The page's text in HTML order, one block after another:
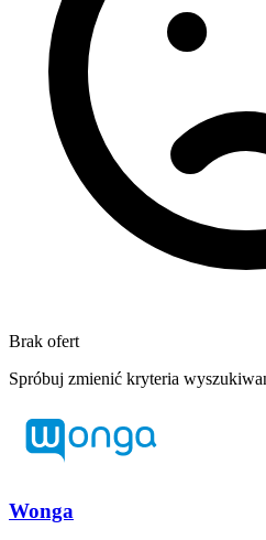
Brak ofert
Spróbuj zmienić kryteria
Wonga